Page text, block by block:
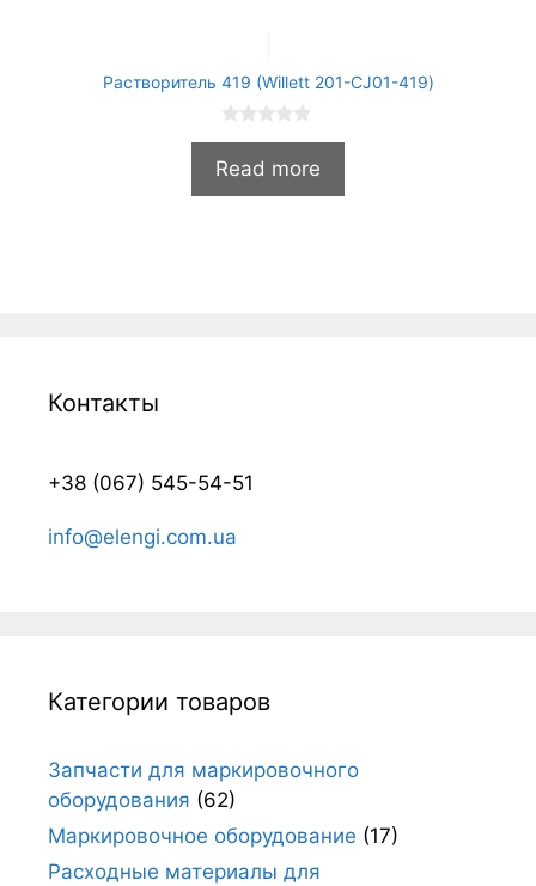
Растворитель 419 (Willett 201-CJ01-419)
0
з
Read more
Контакты
+38 (067) 545-54-51
info@elengi.com.ua
Категории товаров
Запчасти для маркировочного
оборудования (62)
Маркировочное оборудование (17)
Расходные материалы для